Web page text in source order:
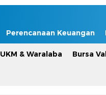
Perencanaan Keuangan
UKM & Waralaba Bursa